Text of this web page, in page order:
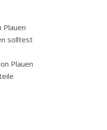
Plauen
solltest
Plauen